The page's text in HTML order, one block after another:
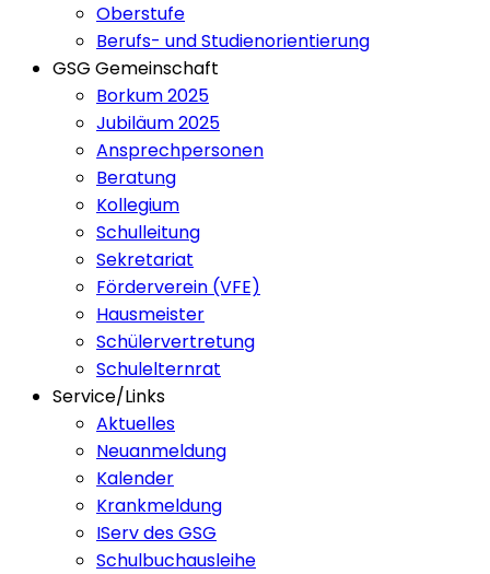
Oberstufe
Berufs- und Studienorientierung
GSG Gemeinschaft
Borkum 2025
Jubiläum 2025
Ansprechpersonen
Beratung
Kollegium
Schulleitung
Sekretariat
Förderverein (VFE)
Hausmeister
Schülervertretung
Schulelternrat
Service/Links
Aktuelles
Neuanmeldung
Kalender
Krankmeldung
IServ des GSG
Schulbuchausleihe